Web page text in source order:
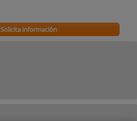
Solicita información